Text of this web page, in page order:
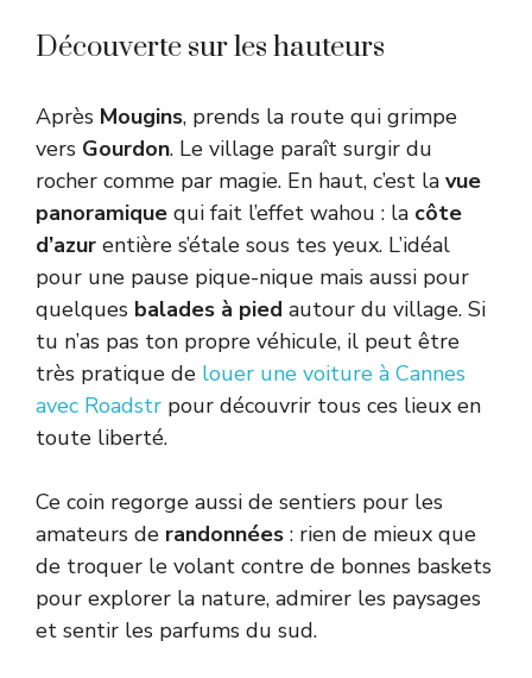
Découverte sur les hauteurs
Après Mougins, prends la route qui grimpe
vers Gourdon. Le village paraît surgir du
rocher comme par magie. En haut, c’est la vue
panoramique qui fait l’effet wahou : la côte
d’azur entière s’étale sous tes yeux. L’idéal
pour une pause pique-nique mais aussi pour
quelques balades à pied autour du village. Si
tu n’as pas ton propre véhicule, il peut être
très pratique de louer une voiture à Cannes
avec Roadstr pour découvrir tous ces lieux en
toute liberté.
Ce coin regorge aussi de sentiers pour les
amateurs de randonnées : rien de mieux que
de troquer le volant contre de bonnes baskets
pour explorer la nature, admirer les paysages
et sentir les parfums du sud.